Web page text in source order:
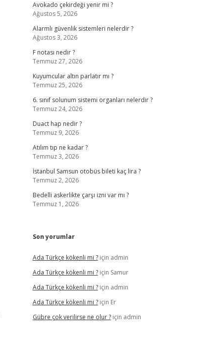
Avokado çekirdeği yenir mi ?
Ağustos 5, 2026
Alarmlı güvenlik sistemleri nelerdir ?
Ağustos 3, 2026
F notası nedir ?
Temmuz 27, 2026
Kuyumcular altın parlatır mı ?
Temmuz 25, 2026
6. sınıf solunum sistemi organları nelerdir ?
Temmuz 24, 2026
Duact hap nedir ?
Temmuz 9, 2026
Atılım tıp ne kadar ?
Temmuz 3, 2026
İstanbul Samsun otobüs bileti kaç lira ?
Temmuz 2, 2026
Bedelli askerlikte çarşı izni var mı ?
Temmuz 1, 2026
Son yorumlar
Ada Türkçe kökenli mi ?için admin
Ada Türkçe kökenli mi ?için Samur
Ada Türkçe kökenli mi ?için admin
Ada Türkçe kökenli mi ?için Er
Gübre çok verilirse ne olur ?için admin